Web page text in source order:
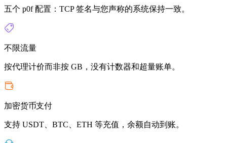
五个 p0f 配置：TCP 签名与您声称的系统保持一致。
不限流量
按代理计价而非按 GB，没有计数器和超量账单。
加密货币支付
支持 USDT、BTC、ETH 等充值，余额自动到账。